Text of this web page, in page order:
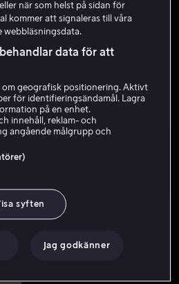
Från 49 kr
när som helst på sidan för
kommer att signaleras till våra
webbläsningsdata.
data för att
geografisk positionering. Aktivt
för identifieringsändamål. Lagra
på en enhet.
innehåll, reklam- och
angående målgrupp och
syften
Jag godkänner